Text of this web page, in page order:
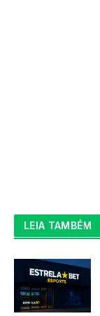
LEIA TAMBÉM